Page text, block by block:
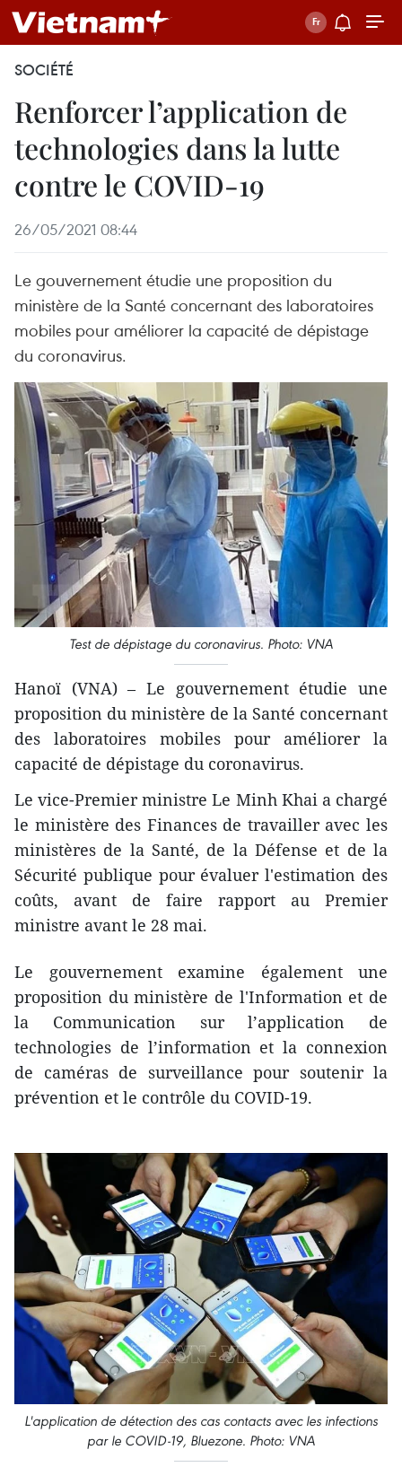
SOCIÉTÉ
Renforcer l’application de
technologies dans la lutte
contre le COVID-19
26/05/2021 08:44
Le gouvernement étudie une proposition du
ministère de la Santé concernant des laboratoires
mobiles pour améliorer la capacité de dépistage
du coronavirus.
Test de dépistage du coronavirus. Photo: VNA
Hanoï (VNA) – Le gouvernement étudie une
proposition du ministère de la Santé concernant
des laboratoires mobiles pour améliorer la
capacité de dépistage du coronavirus.
Le vice-Premier ministre Le Minh Khai a chargé
le ministère des Finances de travailler avec les
ministères de la Santé, de la Défense et de la
Sécurité publique pour évaluer l'estimation des
coûts, avant de faire rapport au Premier
ministre avant le 28 mai.
Le gouvernement examine également une
proposition du ministère de l'Information et de
la Communication sur l’application de
technologies de l’information et la connexion
de caméras de surveillance pour soutenir la
prévention et le contrôle du COVID-19.
L'application de détection des cas contacts avec les infections
par le COVID-19, Bluezone. Photo: VNA